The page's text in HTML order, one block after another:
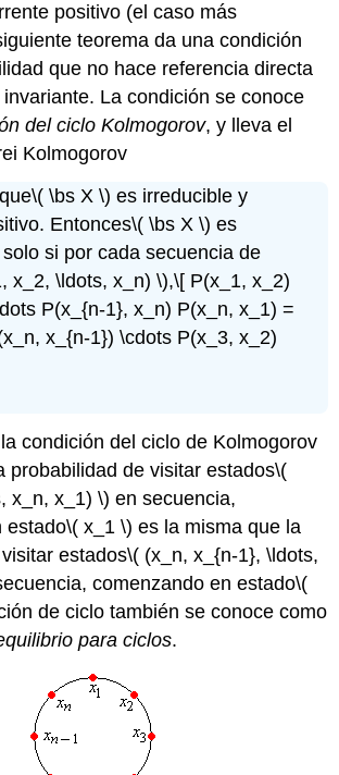
positivo (el caso más
teorema da una condición
que no hace referencia directa
La condición se conoce
del ciclo Kolmogorov, y lleva el
Kolmogorov
\( \bs X \) es irreducible y
Entonces\( \bs X \) es
si por cada secuencia de
x_2, \ldots, x_n) \),\[ P(x_1, x_2)
P(x_{n-1}, x_n) P(x_n, x_1) =
x_{n-1}) \cdots P(x_3, x_2)
condición del ciclo de Kolmogorov
probabilidad de visitar estados\(
x_n, x_1) \) en secuencia,
estado\( x_1 \) es la misma que la
estados\( (x_n, x_{n-1}, \ldots,
comenzando en estado\(
de ciclo también se conoce como
para ciclos.